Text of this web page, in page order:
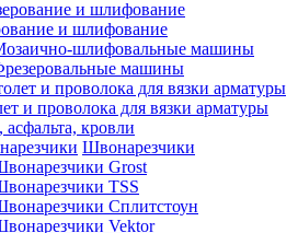
и шлифование
шлифовальные машины
машины
и проволока для вязки арматуры
асфальта, кровли
Швонарезчики
Grost
TSS
Сплитстоун
Vektor